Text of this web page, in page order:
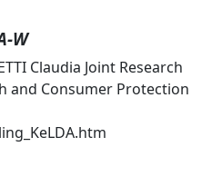
W
Claudia Joint Research
and Consumer Protection